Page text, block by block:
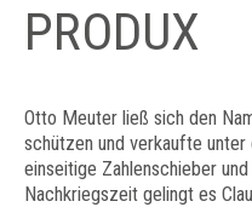
PRODUX
Otto Meuter ließ sich den
schützen und verkaufte
einseitige Zahlenschieber
Nachkriegszeit gelingt es